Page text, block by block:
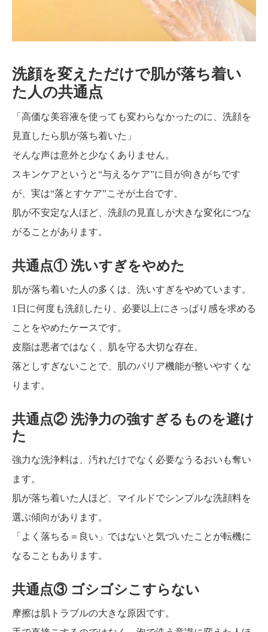
洗顔を変えただけで肌が落ち着い
た人の共通点
「高価な美容液を使っても変わらなかったのに、洗顔を
見直したら肌が落ち着いた」
そんな声は意外と少なくありません。
スキンケアというと“与えるケア”に目が向きがちです
が、実は“落とすケア”こそが土台です。
肌が不安定な人ほど、洗顔の見直しが大きな変化につな
がることがあります。
共通点① 洗いすぎをやめた
肌が落ち着いた人の多くは、洗いすぎをやめています。
1日に何度も洗顔したり、必要以上にさっぱり感を求める
ことをやめたケースです。
皮脂は悪者ではなく、肌を守る大切な存在。
落としすぎないことで、肌のバリア機能が整いやすくな
ります。
共通点② 洗浄力の強すぎるものを避け
た
強力な洗浄料は、汚れだけでなく必要なうるおいも奪い
ます。
肌が落ち着いた人ほど、マイルドでシンプルな洗顔料を
選ぶ傾向があります。
「よく落ちる＝良い」ではないと気づいたことが転機に
なることもあります。
共通点③ ゴシゴシこすらない
摩擦は肌トラブルの大きな原因です。